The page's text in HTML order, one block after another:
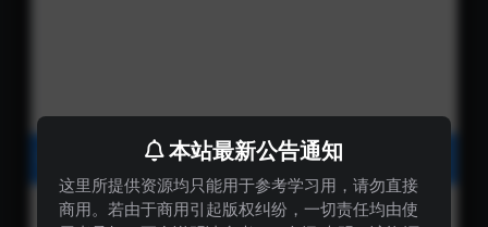
本站最新公告通知
这里所提供资源均只能用于参考学习用，请勿直接
商用。若由于商用引起版权纠纷，一切责任均由使